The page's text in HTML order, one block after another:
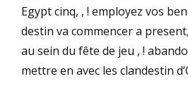
Egypt cinq, , ! employez vos
destin va commencer a
au sein du fête de jeu , !
mettre en avec les clandestin